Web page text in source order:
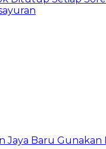
Jaya Baru